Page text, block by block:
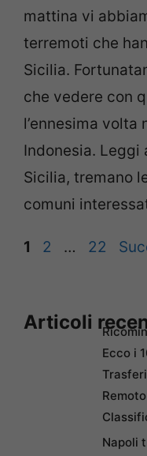
mattina vi
terremoti che
Sicilia.
che vedere con
l’ennesima volta
Indonesia. Leggi
Sicilia, tremano
comuni
Pagina
1 Pagina
2 … Pagina
22
Articoli
Ecco i
Napoli